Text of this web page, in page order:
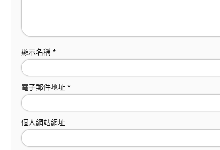
顯示名稱 *
電子郵件地址 *
個人網站網址